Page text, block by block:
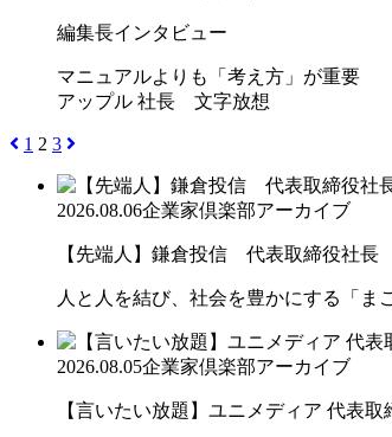
編集長インタビュー
マニュアルよりも「考え方」が重要
アップル 社長 文字放想
1 2 3
2026.08.06企業家倶楽部アーカイブ
【先端人】鎌倉投信 代表取締役社
人と人を結び、社会を豊かにする「ま
2026.08.05企業家倶楽部アーカイブ
【言いたい放題】ユニメディア 代表